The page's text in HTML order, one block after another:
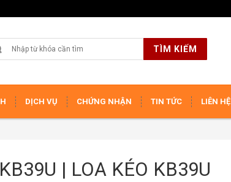
TÌM KIẾM
DỊCH VỤ CHỨNG NHẬN TIN TỨC LIÊN HỆ
| LOA KÉO KB39U